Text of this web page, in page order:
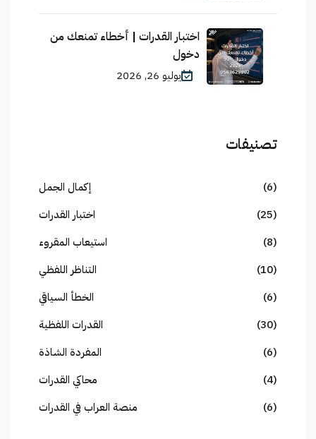
اختبار القدرات | أخطاء تمنعك من
دخول
يوليو 26, 2026
تصنيفات
إكمال الجمل
(6)
اختبار القدرات
(25)
استيعاب المقروء
(8)
التناظر اللفظي
(10)
الخطأ السياقي
(6)
القدرات اللفظية
(30)
المفردة الشاذة
(6)
محاكي القدرات
(4)
منصة العراب في القدرات
(6)